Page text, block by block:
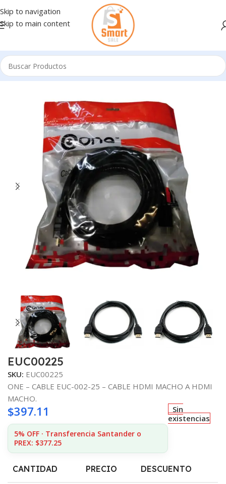
Skip to navigation
Skip to main content
Inicio/Cables/CABLES MULTIMEDIA
EUC00225
SKU: EUC00225
ONE – CABLE EUC-002-25 – CABLE HDMI MACHO A HDMI
MACHO.
$397.11
5% OFF · Transferencia Santander o
PREX: $377.25
Sin
existencias
CANTIDAD PRECIO DESCUENTO